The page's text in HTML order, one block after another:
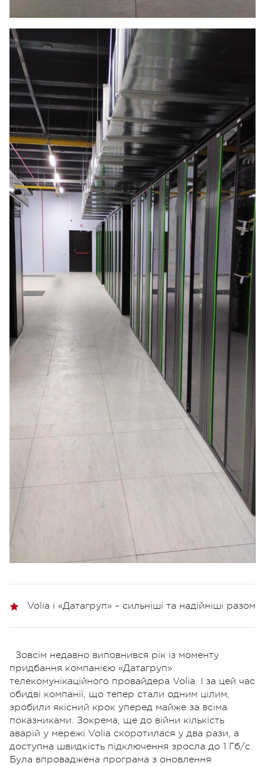
Volia і «Датагруп» – сильніші та надійніші разом
Зовсім недавно виповнився рік із моменту
придбання компанією «Датагруп»
телекомунікаційного провайдера Volia. І за цей час
обидві компанії, що тепер стали одним цілим,
зробили якісний крок уперед майже за всіма
показниками. Зокрема, ще до війни кількість
аварій у мережі Volia скоротилася у два рази, а
доступна швидкість підключення зросла до 1 Гб/с.
Була впроваджена програма з оновлення